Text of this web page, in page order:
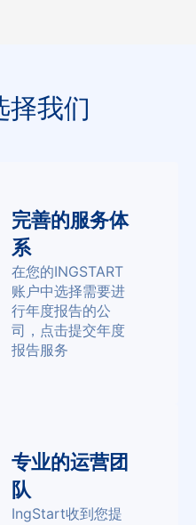
择我们
完善的服务体
系
在您的INGSTART
账户中选择需要进
行年度报告的公
司，点击提交年度
报告服务
专业的运营团
队
IngStart收到您提